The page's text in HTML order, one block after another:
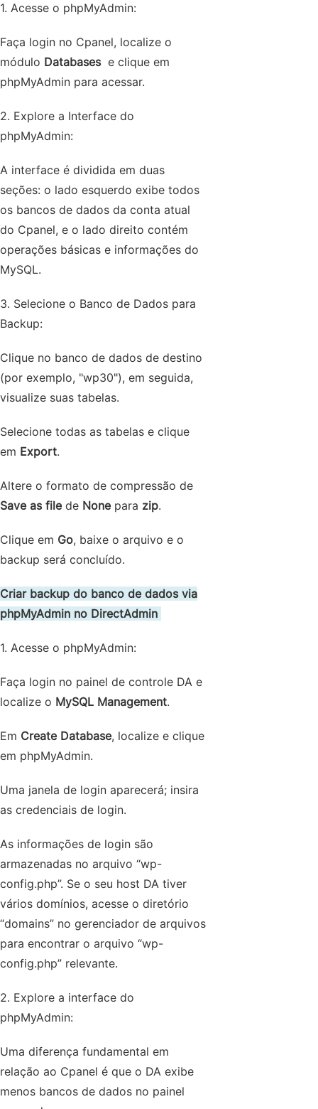
1. Acesse o phpMyAdmin:
Faça login no Cpanel, localize o
módulo Databases e clique em
phpMyAdmin para acessar.
2. Explore a Interface do
phpMyAdmin:
A interface é dividida em duas
seções: o lado esquerdo exibe todos
os bancos de dados da conta atual
do Cpanel, e o lado direito contém
operações básicas e informações do
MySQL.
3. Selecione o Banco de Dados para
Backup:
Clique no banco de dados de destino
(por exemplo, "wp30"), em seguida,
visualize suas tabelas.
Selecione todas as tabelas e clique
em Export.
Altere o formato de compressão de
Save as filede Nonepara zip.
Clique em Go, baixe o arquivo e o
backup será concluído.
Criar backup do banco de dados via
phpMyAdmin no DirectAdmin
1. Acesse o phpMyAdmin:
Faça login no painel de controle DA e
localize o MySQL Management.
Em Create Database, localize e clique
em phpMyAdmin.
Uma janela de login aparecerá; insira
as credenciais de login.
As informações de login são
armazenadas no arquivo “wp-
config.php”. Se o seu host DA tiver
vários domínios, acesse o diretório
“domains” no gerenciador de arquivos
para encontrar o arquivo “wp-
config.php” relevante.
2. Explore a interface do
phpMyAdmin:
Uma diferença fundamental em
relação ao Cpanel é que o DA exibe
menos bancos de dados no painel